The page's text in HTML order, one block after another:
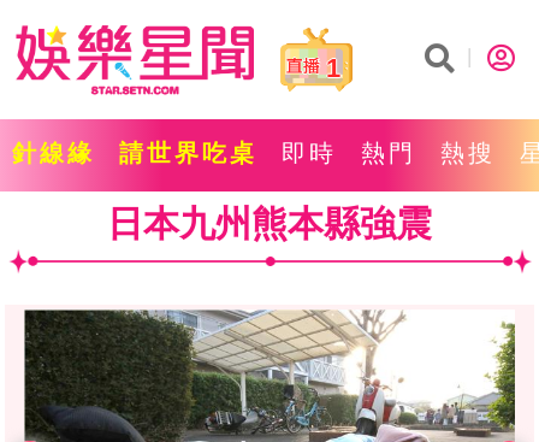
1
針線緣 請世界吃桌 即時 熱門 熱搜
日本九州熊本縣強震